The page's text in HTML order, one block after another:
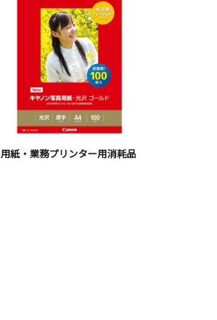
用紙・業務プリンター用消耗品